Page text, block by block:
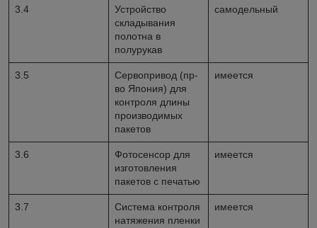
3.4
Устройство
складывания
полотна в
полурукав
самодельный
3.5
Сервопривод (пр-
во Япония) для
контроля длины
производимых
пакетов
имеется
3.6
Фотосенсор для
изготовления
пакетов с печатью
имеется
3.7
Система контроля
натяжения пленки
имеется